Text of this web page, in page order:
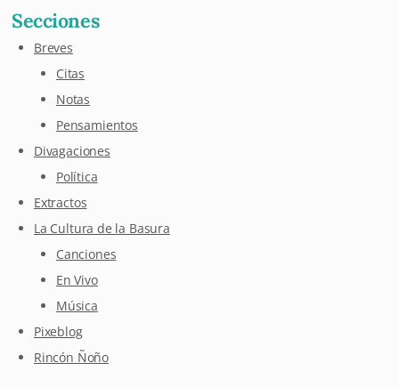
Secciones
Breves
Citas
Notas
Pensamientos
Divagaciones
Política
Extractos
La Cultura de la Basura
Canciones
En Vivo
Música
Pixeblog
Rincón Ñoño